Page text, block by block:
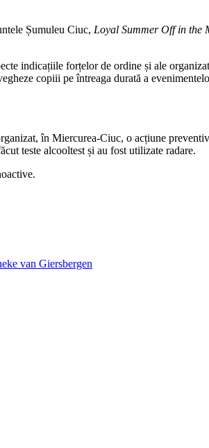
Șumuleu Ciuc, Loyal Summer Off in the
indicațiile forțelor de ordine și ale
copiii pe întreaga durată a
în Miercurea-Ciuc, o acțiune
teste alcooltest și au fost utilizate radare.
van Giersbergen